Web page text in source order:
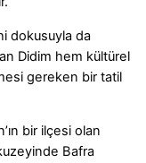
dokusuyla da
Didim hem kültürel
gereken bir tatil
bir ilçesi olan
Bafra